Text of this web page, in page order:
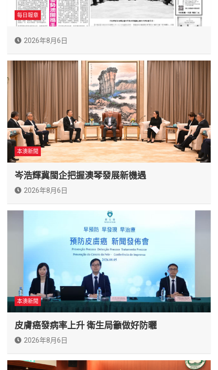
每日報章
2026年8月6日
本澳新聞
岑浩輝冀閩企把握澳琴發展新機遇
2026年8月6日
本澳新聞
皮膚癌發病率上升 衛生局籲做好防曬
2026年8月6日